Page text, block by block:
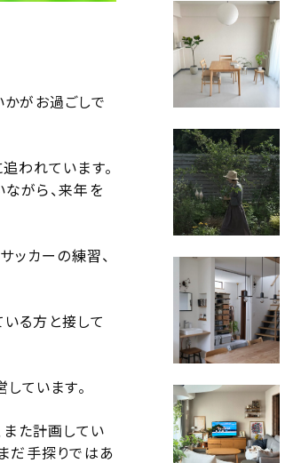
がお過ごしで
われています。
がら、来年を
ッカーの練習、
る方と接して
ています。
また計画してい
だ手探りではあ